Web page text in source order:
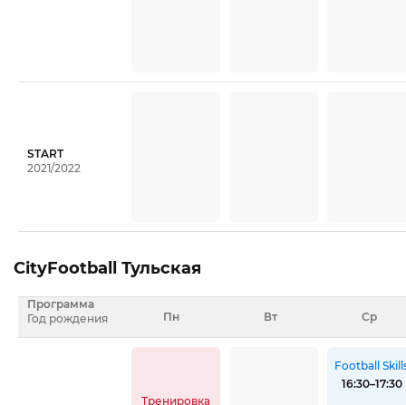
START
2021/2022
CityFootball Тульская
Программа
Год рождения
Пн Вт Ср
Тренировка
Football
16:30–17:30